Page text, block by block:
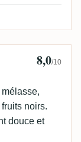
8,0/10
noirs.
douce et